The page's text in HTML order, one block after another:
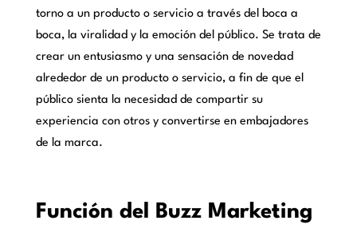
torno a un producto o servicio a través del boca a
boca, la viralidad y la emoción del público. Se trata de
crear un entusiasmo y una sensación de novedad
alrededor de un producto o servicio, a fin de que el
público sienta la necesidad de compartir su
experiencia con otros y convertirse en embajadores
de la marca.
Función del Buzz Marketing